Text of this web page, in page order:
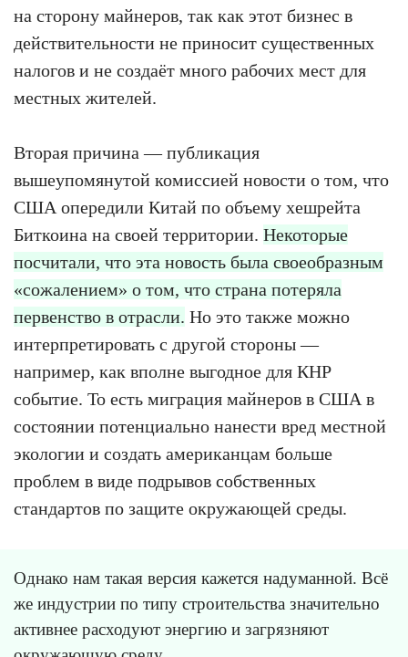
на сторону майнеров, так как этот бизнес в
действительности не приносит существенных
налогов и не создаёт много рабочих мест для
местных жителей.
Вторая причина — публикация
вышеупомянутой комиссией новости о том, что
США опередили Китай по объему хешрейта
Биткоина на своей территории. Некоторые
посчитали, что эта новость была своеобразным
«сожалением» о том, что страна потеряла
первенство в отрасли. Но это также можно
интерпретировать с другой стороны —
например, как вполне выгодное для КНР
событие. То есть миграция майнеров в США в
состоянии потенциально нанести вред местной
экологии и создать американцам больше
проблем в виде подрывов собственных
стандартов по защите окружающей среды.
Однако нам такая версия кажется надуманной. Всё
же индустрии по типу строительства значительно
активнее расходуют энергию и загрязняют